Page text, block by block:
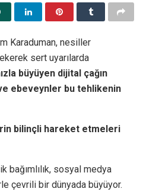
Karaduman, nesiller
sert uyarılarda
büyüyen dijital çağın
ebeveynler bu tehlikenin
bilinçli hareket etmeleri
bağımlılık, sosyal medya
çevrili bir dünyada büyüyor.